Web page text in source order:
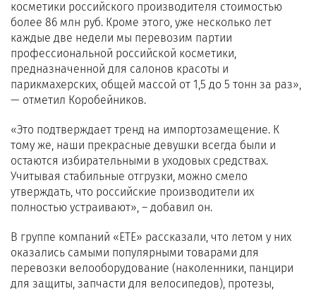
косметики российского производителя стоимостью
более 86 млн руб. Кроме этого, уже несколько лет
каждые две недели мы перевозим партии
профессиональной российской косметики,
предназначенной для салонов красоты и
парикмахерских, общей массой от 1,5 до 5 тонн за раз»,
— отметил Коробейников.
«Это подтверждает тренд на импортозамещение. К
тому же, наши прекрасные девушки всегда были и
остаются избирательными в уходовых средствах.
Учитывая стабильные отгрузки, можно смело
утверждать, что российские производители их
полностью устраивают», – добавил он.
В группе компаний «ЕТЕ» рассказали, что летом у них
оказались самыми популярными товарами для
перевозки велооборудование (наколенники, панцири
для защиты, запчасти для велосипедов), протезы,